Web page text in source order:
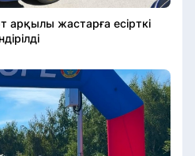
арқылы жастарға есірткі